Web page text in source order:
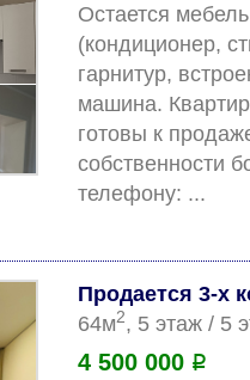
Остается
(кондиционер,
гарнитур,
машина.
готовы к
собственности
Продается 3-х
64м2, 5 этаж / 5
4 500 000 Р